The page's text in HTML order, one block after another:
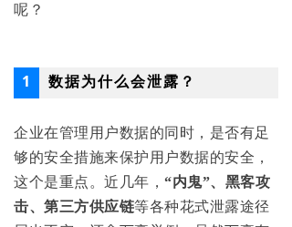
呢？
1 数据为什么会泄露？
企业在管理用户数据的同时，是否有足
够的安全措施来保护用户数据的安全，
这个是重点。 近几年， “内鬼”、黑客攻
击、第三方供应链等各种花式泄露途径